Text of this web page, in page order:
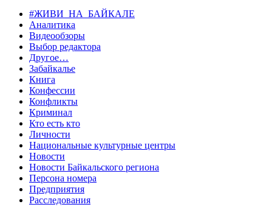
#ЖИВИ_НА_БАЙКАЛЕ
Аналитика
Видеообзоры
Выбор редактора
Другое…
Забайкалье
Книга
Конфессии
Конфликты
Криминал
Кто есть кто
Личности
Национальные культурные центры
Новости
Новости Байкальского региона
Персона номера
Предприятия
Расследования